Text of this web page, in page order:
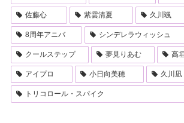
佐藤心 紫雲清夏 久川颯
8周年アニバ シンデレラウィッシュ
クールステップ 夢見りあむ 高
アイプロ 小日向美穂 久川凪
トリコロール・スパイク